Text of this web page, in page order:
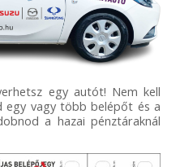
egy autót! Nem kell
egy vagy több belépőt és a
a hazai pénztáraknál